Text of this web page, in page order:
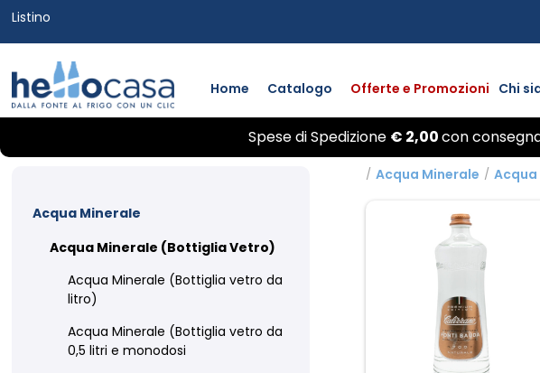
Listino
Home Catalogo Offerte e Promozioni Chi
Spese diSpedizione € 2,00con
Acqua Minerale
Acqua Minerale (Bottiglia Vetro)
Acqua Minerale (Bottiglia vetro da
litro)
Acqua Minerale (Bottiglia vetro da
0,5 litri e monodosi
/ Acqua Minerale /